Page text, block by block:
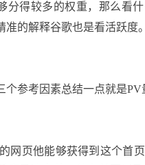
分得较多的权重，那么看什
准的解释谷歌也是看活跃度。
个参考因素总结一点就是PV
网页他能够获得到这个首页